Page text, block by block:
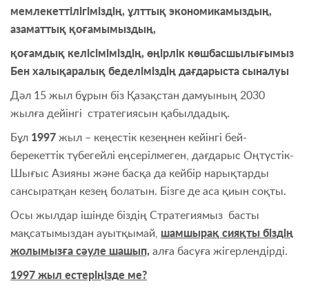
мемлекеттілігіміздің, ұлттық экономикамыздың,
азаматтық қоғамымыздың,
қоғамдық келісіміміздің, өңірлік көшбасшылығымыз
Бен халықаралық беделіміздің дағдарыста сыналуы
Дәл 15 жыл бұрын біз Қазақстан дамуының 2030
жылға дейінгі стратегиясын қабылдадық.
Бұл 1997 жыл – кеңестік кезеңнен кейінгі бей-
берекеттік түбегейлі еңсерілмеген, дағдарыс Оңтүстік-
Шығыс Азияны және басқа да кейбір нарықтарды
сансыратқан кезең болатын. Бізге де аса қиын соқты.
Осы жылдар ішінде біздің Стратегиямыз басты
мақсатымыздан ауытқымай, шамшырақ сияқты біздің
жолымызға сәуле шашып, алға басуға жігерлендірді.
1997 жыл естеріңізде ме?